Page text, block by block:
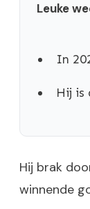
Leuke
In
Hij is
Hij brak
winnende